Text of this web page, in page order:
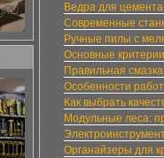
Ведра для
Современные
Ручные пилы с
Основные
Правильная
Особенности
Как выбрать
Модульные леса:
Органайзеры для